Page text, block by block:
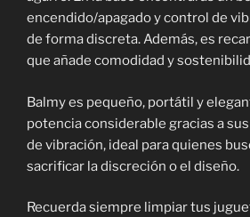
encendido/apagado y control de
de forma discreta. Además, es
que añade comodidad y
Balmy es pequeño, portátil y
potencia considerable gracias a
de vibración, ideal para quienes
sacrificar la discreción o el diseño.
Recuerda siempre limpiar tus